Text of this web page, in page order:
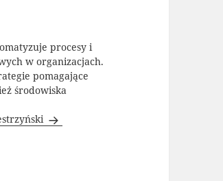
procesy i
w organizacjach.
pomagające
środowiska